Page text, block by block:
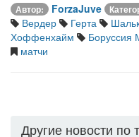
Автор: ForzaJuve
Вердер
Герта
Хоффенхайм
Боруссия
матчи
Другие новости по